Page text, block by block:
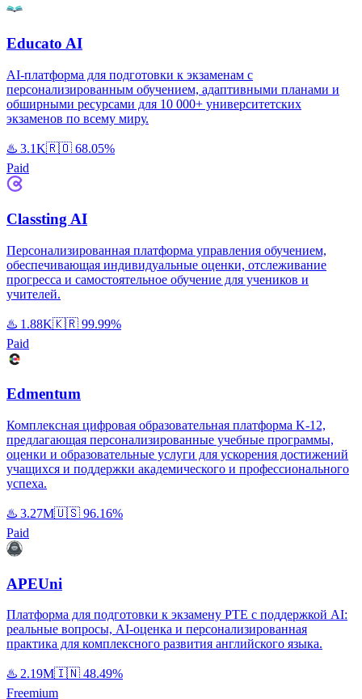
Educato AI
AI-платформа для подготовки к экзаменам с
персонализированным обучением, адаптивными планами и
обширными ресурсами для 10 000+ университетских
экзаменов по всему миру.
♨️ 3.1K🇷🇴 68.05%
Paid
Classting AI
Персонализированная платформа управления обучением,
обеспечивающая индивидуальные оценки, отслеживание
прогресса и самостоятельное обучение для учеников и
учителей.
♨️ 1.88K🇰🇷 99.99%
Paid
Edmentum
Комплексная цифровая образовательная платформа K-12,
предлагающая персонализированные учебные программы,
оценки и образовательные услуги для ускорения достижений
учащихся и поддержки академического и профессионального
успеха.
♨️ 3.27M🇺🇸 96.16%
Paid
APEUni
Платформа для подготовки к экзамену PTE с поддержкой AI:
реальные вопросы, AI-оценка и персонализированная
практика для комплексного развития английского языка.
♨️ 2.19M🇮🇳 48.49%
Freemium